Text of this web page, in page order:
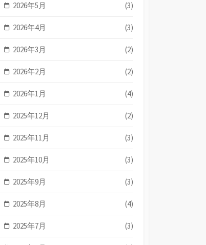
2026年5月 (3)
2026年4月 (3)
2026年3月 (2)
2026年2月 (2)
2026年1月 (4)
2025年12月 (2)
2025年11月 (3)
2025年10月 (3)
2025年9月 (3)
2025年8月 (4)
2025年7月 (3)